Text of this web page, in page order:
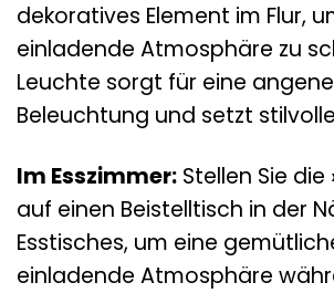
dekoratives Element im Flur,
einladende Atmosphäre zu
Leuchte sorgt für eine
Beleuchtung und setzt
Im Esszimmer: Stellen Sie die
auf einen Beistelltisch in der
Esstisches, um eine
einladende Atmosphäre